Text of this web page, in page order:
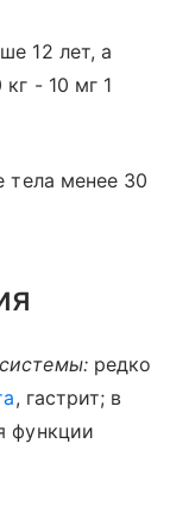
12 лет, а
- 10 мг 1
тела менее 30
редко
, гастрит; в
функции